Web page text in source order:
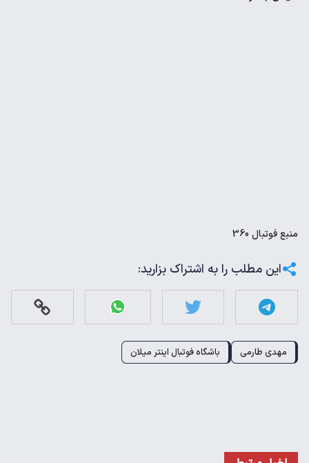
منبعفوتبال 360
این مطلب را به اشتراک بزارید:
مهدی طارمی باشگاه فوتبال اینتر میلان